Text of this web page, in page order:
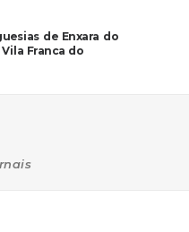
de Enxara do
Franca do